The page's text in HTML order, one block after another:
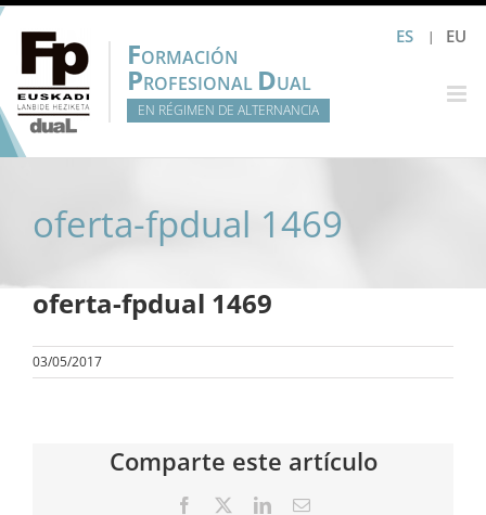
Saltar
contenido
ES EU
FORMACIÓN
PROFESIONAL DUAL
EN RÉGIMEN DE ALTERNANCIA
oferta-fpdual 1469
oferta-fpdual 1469
03/05/2017
Comparte este artículo
Facebook LinkedInCorreo